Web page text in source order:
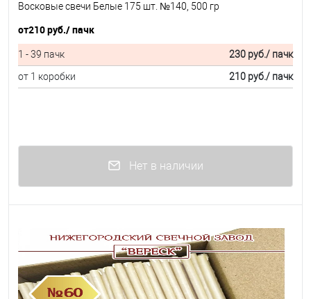
Восковые свечи Белые 175 шт. №140, 500 гр
от210 руб./ пачк
1 - 39 пачк 230 руб./ пачк
от 1 коробки
210 руб./ пачк
Нет в наличии